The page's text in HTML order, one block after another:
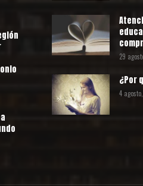
29
¿Por
4